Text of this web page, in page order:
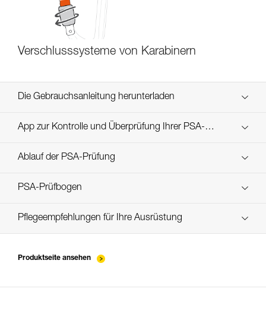
Verschlusssysteme von Karabinern
Die Gebrauchsanleitung herunterladen
Technical Notice
Technical Notice
App zur Kontrolle und Überprüfung Ihrer PSA-
Bestände Entdecken Sie ePPEcentre
Ablauf der PSA-Prüfung
verif EPI-CONNECTEURS-procedure-DE
PSA-Prüfbogen
verif EPI-suivi-connecteur-DE
Pflegeempfehlungen für Ihre Ausrüstung
Produktseite ansehen